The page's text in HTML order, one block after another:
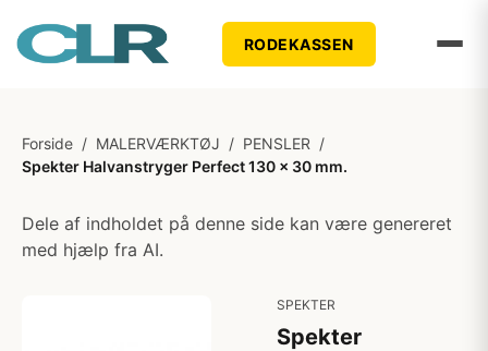
RODEKASSEN
Forside / MALERVÆRKTØJ / PENSLER /
Spekter Halvanstryger Perfect 130 x 30 mm.
Dele af indholdet på denne side kan være genereret
med hjælp fra AI.
SPEKTER
Spekter